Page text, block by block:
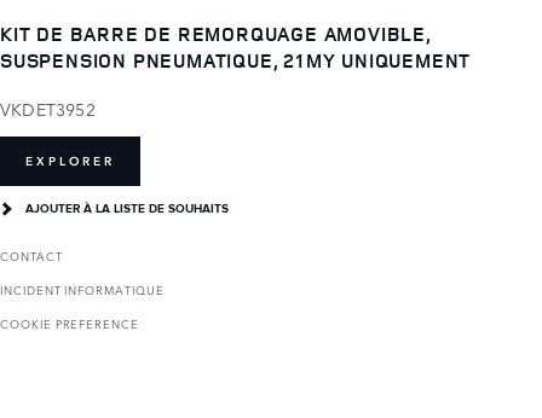
KIT DE BARRE DE REMORQUAGE AMOVIBLE,
SUSPENSION PNEUMATIQUE, 21MY UNIQUEMENT
VKDET3952
EXPLORER
AJOUTER À LA LISTE DE SOUHAITS
CONTACT
INCIDENT INFORMATIQUE
COOKIE PREFERENCE